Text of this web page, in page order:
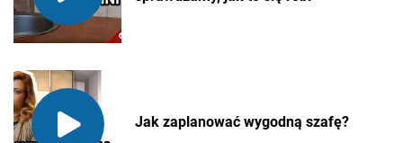
Jak zaplanować wygodną szafę?